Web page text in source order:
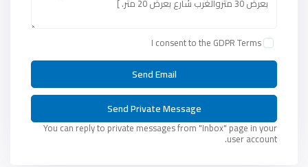
I consent to the GDPR Terms
You can reply to private messages from "Inbox" page in your
user account.